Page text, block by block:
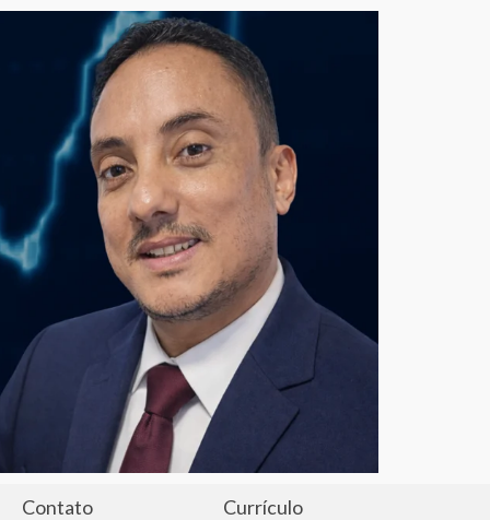
Contato Currículo